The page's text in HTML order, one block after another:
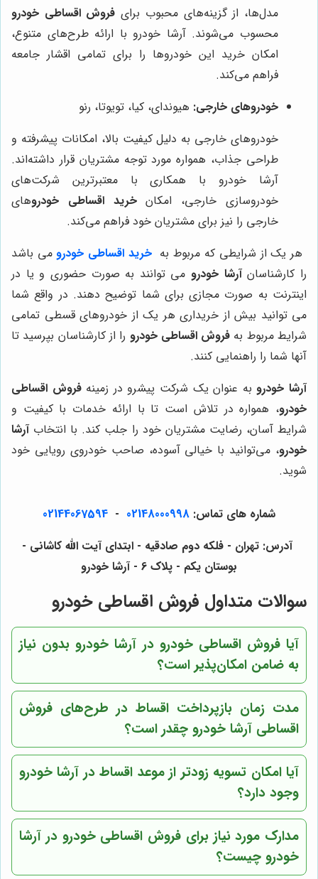
مدل‌ها، از گزینه‌های محبوب برای فروش اقساطی خودرو
محسوب می‌شوند. آرشا خودرو با ارائه طرح‌های متنوع،
امکان خرید این خودروها را برای تمامی اقشار جامعه
فراهم می‌کند.
خودروهای خارجی: هیوندای، کیا، تویوتا، رنو
خودروهای خارجی به دلیل کیفیت بالا، امکانات پیشرفته و
طراحی جذاب، همواره مورد توجه مشتریان قرار داشته‌اند.
آرشا خودرو با همکاری با معتبرترین شرکت‌های
خودروسازی خارجی، امکانخرید اقساطی خودروهای
خارجی را نیز برای مشتریان خود فراهم می‌کند.
هر یک از شرایطی که مربوط به خرید اقساطی خودرو می باشد
را کارشناسانآرشا خودرو می ‌توانند به صورت حضوری و یا در
اینترنت به صورت مجازی برای شما توضیح دهند. در واقع شما
می توانید بیش از خریداری هر یک از خودروهای قسطی تمامی
شرایط مربوط به فروش اقساطی خودرو را از کارشناسان بپرسید تا
آنها شما را راهنمایی کنند.
آرشا خودرو به عنوان یک شرکت پیشرو در زمینهفروش اقساطی
خودرو، همواره در تلاش است تا با ارائه خدمات با کیفیت و
شرایط آسان، رضایت مشتریان خود را جلب کند. با انتخابآرشا
خودرو، می‌توانید با خیالی آسوده، صاحب خودروی رویایی خود
شوید.
شماره های تماس: 02148000998
-
02144067594
آدرس: تهران - فلکه دوم صادقیه - ابتدای آیت الله کاشانی -
بوستان یکم - پلاک 6 - آرشا خودرو
سوالات متداول فروش اقساطی خودرو
آیا فروش اقساطی خودرو در آرشا خودرو بدون نیاز
به ضامن امکان‌پذیر است؟
مدت زمان بازپرداخت اقساط در طرح‌های فروش
اقساطی آرشا خودرو چقدر است؟
آیا امکان تسویه زودتر از موعد اقساط در آرشا خودرو
وجود دارد؟
مدارک مورد نیاز برای فروش اقساطی خودرو در آرشا
خودرو چیست؟